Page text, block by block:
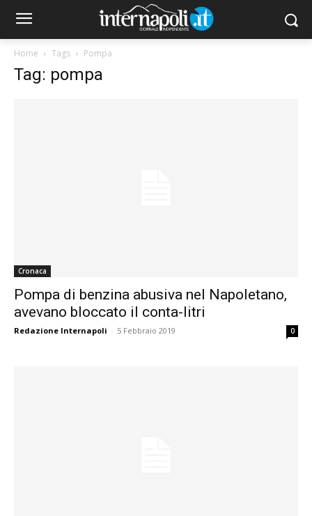
Home Tags Pompa
Tag: pompa
Cronaca
Pompa di benzina abusiva nel Napoletano,
avevano bloccato il conta-litri
Redazione Internapoli - 5 Febbraio 2019 0